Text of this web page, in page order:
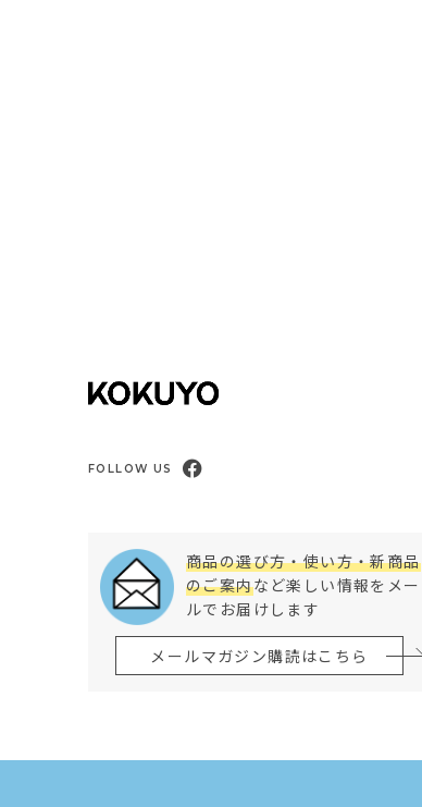
FOLLOW US
商品の選び方・使い方・新商品
のご案内など楽しい情報をメー
ルでお届けします
メールマガジン購読はこちら